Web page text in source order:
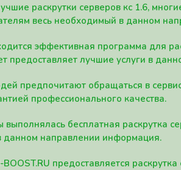
раскрутки серверов кс 1.6,
весь необходимый в данном
эффективная программа для
предоставляет лучшие услуги в
предпочитают обращаться в
профессионального качества.
выполнялась бесплатная раскрутка
данном направлении информация.
предоставляется